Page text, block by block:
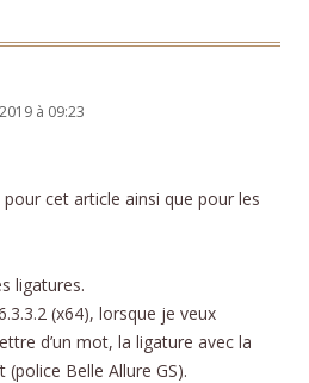
à 09:23
cet article ainsi que pour les
ligatures.
(x64), lorsque je veux
d’un mot, la ligature avec la
Belle Allure GS).